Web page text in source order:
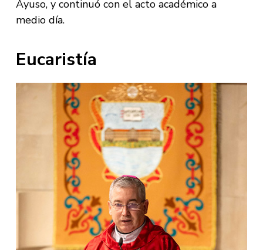
Ayuso, y continuó con el acto académico a
medio día.
Eucaristía